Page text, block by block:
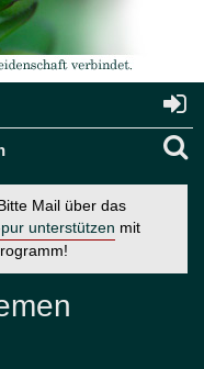
Mail über das
unterstützen mit